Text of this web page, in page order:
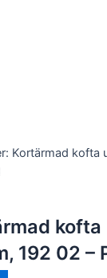
Kortärmad kofta
kofta
192 02 –